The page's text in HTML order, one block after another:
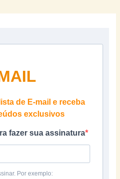
de E-mail e receba
exclusivos
fazer sua assinatura
Por exemplo: